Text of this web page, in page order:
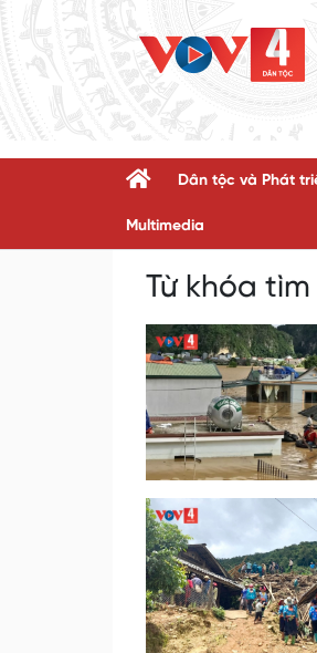
Dân tộc và Phát
Multimedia
Từ khóa tìm